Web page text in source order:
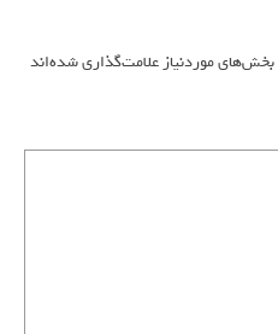
بخش‌های موردنیاز علامت‌گذاری شده‌اند